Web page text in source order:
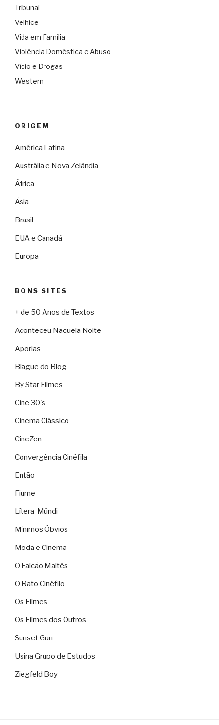
Tribunal
Velhice
Vida em Família
Violência Doméstica e Abuso
Vício e Drogas
Western
ORIGEM
América Latina
Austrália e Nova Zelândia
África
Ásia
Brasil
EUA e Canadá
Europa
BONS SITES
+ de 50 Anos de Textos
Aconteceu Naquela Noite
Aporias
Blague do Blog
By Star Filmes
Cine 30's
Cinema Clássico
CineZen
Convergência Cinéfila
Então
Fiume
Lítera-Múndi
Mínimos Óbvios
Moda e Cinema
O Falcão Maltês
O Rato Cinéfilo
Os Filmes
Os Filmes dos Outros
Sunset Gun
Usina Grupo de Estudos
Ziegfeld Boy